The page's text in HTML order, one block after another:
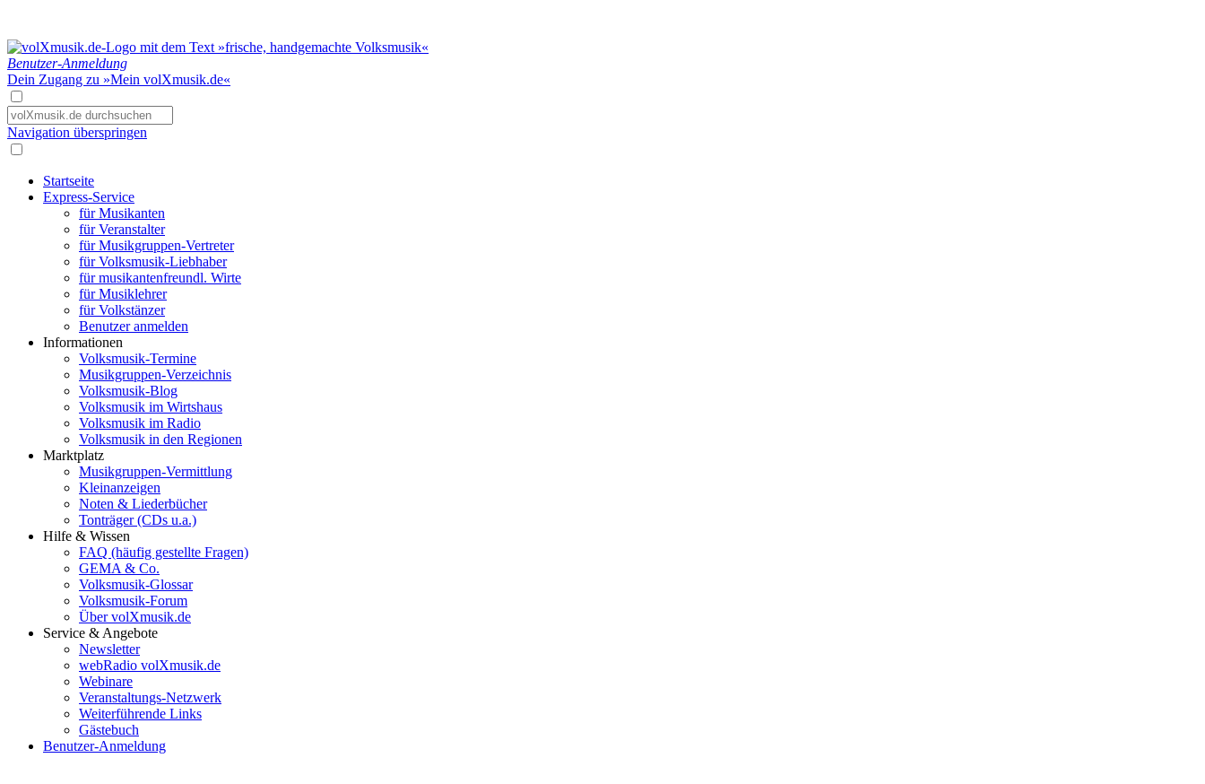
Benutzer-Anmeldung
Dein Zugang zu »Mein volXmusik.de«
Navigation überspringen
Startseite
Express-Service
für Musikanten
für Veranstalter
für Musikgruppen-Vertreter
für Volksmusik-Liebhaber
für musikantenfreundl. Wirte
für Musiklehrer
für Volkstänzer
Benutzer anmelden
Informationen
Volksmusik-Termine
Musikgruppen-Verzeichnis
Volksmusik-Blog
Volksmusik im Wirtshaus
Volksmusik im Radio
Volksmusik in den Regionen
Marktplatz
Musikgruppen-Vermittlung
Kleinanzeigen
Noten & Liederbücher
Tonträger (CDs u.a.)
Hilfe & Wissen
FAQ (häufig gestellte Fragen)
GEMA & Co.
Volksmusik-Glossar
Volksmusik-Forum
Über volXmusik.de
Service & Angebote
Newsletter
webRadio volXmusik.de
Webinare
Veranstaltungs-Netzwerk
Weiterführende Links
Gästebuch
Benutzer-Anmeldung